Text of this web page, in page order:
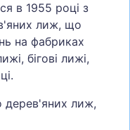
в 1955 році з
лиж, що
на фабриках
бігові лижі,
дерев'яних лиж,